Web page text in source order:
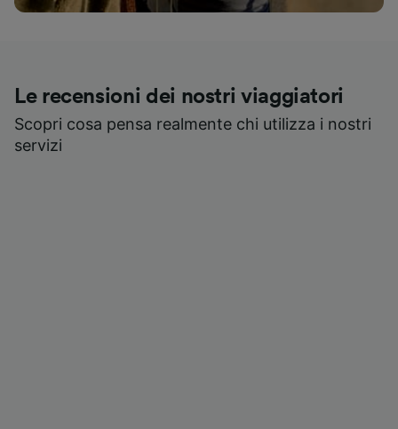
Le recensioni dei nostri viaggiatori
Scopri cosa pensa realmente chi utilizza i nostri
servizi